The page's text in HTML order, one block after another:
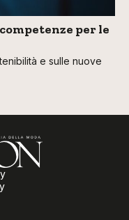
per le
e sulle nuove